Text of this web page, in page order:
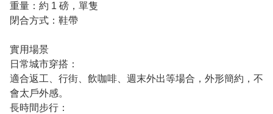
重量：約 1 磅，單隻
閉合方式：鞋帶
實用場景
日常城市穿搭：
適合返工、行街、飲咖啡、週末外出等場合，外形簡約，不
會太戶外感。
長時間步行：